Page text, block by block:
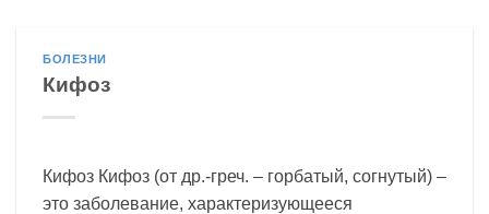
БОЛЕЗНИ
Кифоз
Кифоз Кифоз (от др.-греч. – горбатый, согнутый) –
это заболевание, характеризующееся